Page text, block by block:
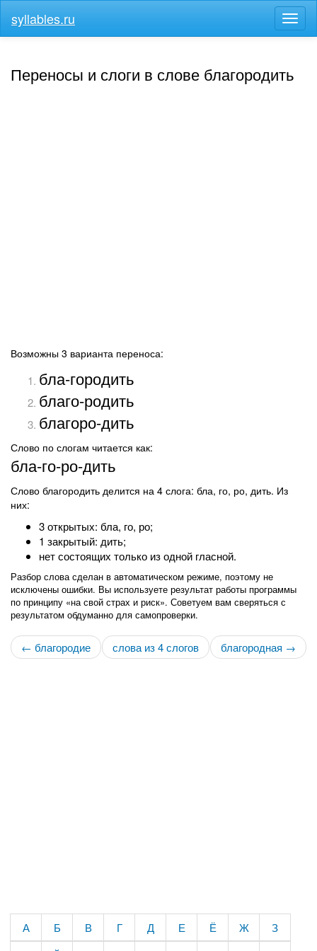
меню
syllables.ru
Переносы и слоги в слове благородить
Возможны 3 варианта переноса:
бла-городить
благо-родить
благоро-дить
Слово по слогам читается как:
бла-го-ро-дить
Слово благородить делится на 4 слога: бла, го, ро, дить. Из
них:
3 открытых: бла, го, ро;
1 закрытый: дить;
нет состоящих только из одной гласной.
Разбор слова сделан в автоматическом режиме, поэтому не
исключены ошибки. Вы используете результат работы программы
по принципу «на свой страх и риск». Советуем вам сверяться с
результатом обдуманно для самопроверки.
← благородие благородная →
слова из 4 слогов
А Б В Г Д Е Ё Ж
З